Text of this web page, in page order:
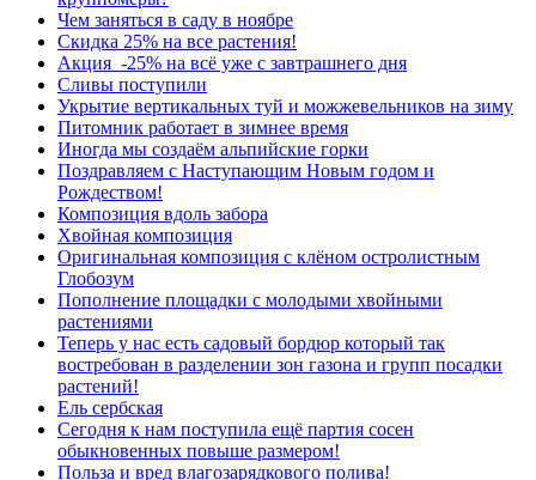
Чем заняться в саду в ноябре
Скидка 25% на все растения!
Акция -25% на всё уже с завтрашнего дня
Сливы поступили
Укрытие вертикальных туй и можжевельников на зиму
Питомник работает в зимнее время
Иногда мы создаём альпийские горки
Поздравляем с Наступающим Новым годом и
Рождеством!
Композиция вдоль забора
Хвойная композиция
Оригинальная композиция с клёном остролистным
Глобозум
Пополнение площадки с молодыми хвойными
растениями
Теперь у нас есть садовый бордюр который так
востребован в разделении зон газона и групп посадки
растений!
Ель сербская
Сегодня к нам поступила ещё партия сосен
обыкновенных повыше размером!
Польза и вред влагозарядкового полива!